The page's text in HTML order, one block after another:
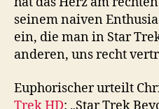
seinem naiven
ein, die man in Star
anderen, uns recht
Euphorischer urteilt
Trek HD: „Star Trek